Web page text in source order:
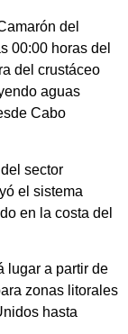
del
00:00 horas del
del crustáceo
aguas
Cabo
sector
el sistema
en la costa del
lugar a partir de
zonas litorales
hasta